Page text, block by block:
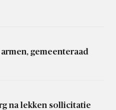
gemeenteraad
na lekken sollicitatie